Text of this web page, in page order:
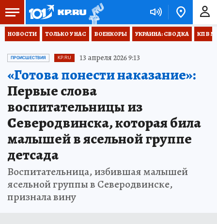
НОВОСТИ ТОЛЬКО У НАС ВОЕНКОРЫ УКРАИНА: СВОДКА КП В
ПРОИСШЕСТВИЯ KP.RU 13 апреля 2026 9:13
«Готова понести наказание»:
Первые слова
воспитательницы из
Северодвинска, которая била
малышей в ясельной группе
детсада
Воспитательница, избившая малышей
ясельной группы в Северодвинске,
признала вину